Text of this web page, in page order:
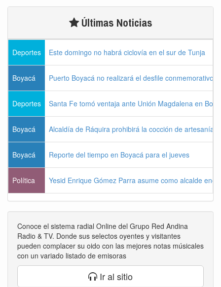
Últimas Noticias
Deportes Este domingo no habrá ciclovía en el sur de Tunja
Boyacá Puerto Boyacá no realizará el desfile conmemorativo
Deportes Santa Fe tomó ventaja ante Unión Magdalena en
Boyacá Alcaldía de Ráquira prohibirá la cocción de
Boyacá Reporte del tiempo en Boyacá para el jueves
Política Yesid Enrique Gómez Parra asume como alcalde
Conoce el sistema radial Online del Grupo Red Andina
Radio & TV. Donde sus selectos oyentes y visitantes
pueden complacer su oido con las mejores notas músicales
con un variado listado de emisoras
Ir al sitio